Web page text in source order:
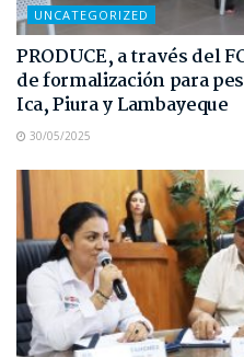
UNCATEGORIZED
PRODUCE, a través del
de formalización para
Ica, Piura y Lambayeque
30/05/2025